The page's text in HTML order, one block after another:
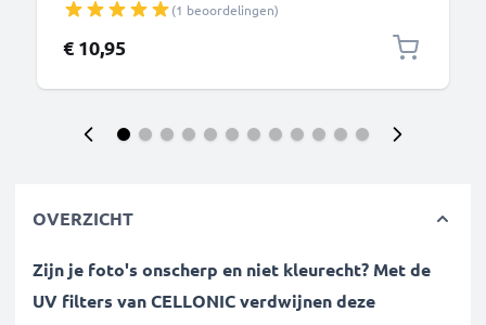
(1 beoordelingen)
€ 10,95
OVERZICHT
Zijn je foto's onscherp en niet kleurecht? Met de
UV filters van CELLONIC verdwijnen deze